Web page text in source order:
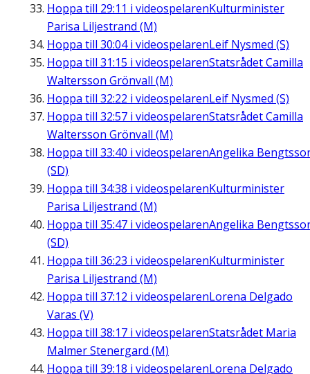
Hoppa till 29:11 i videospelarenKulturminister
Parisa Liljestrand (M)
Hoppa till 30:04i videospelarenLeif Nysmed (S)
Hoppa till 31:15 i videospelarenStatsrådet Camilla
Waltersson Grönvall (M)
Hoppa till 32:22 i videospelarenLeif Nysmed (S)
Hoppa till 32:57 i videospelarenStatsrådet Camilla
Waltersson Grönvall (M)
Hoppa till 33:40 i videospelarenAngelika
(SD)
Hoppa till 34:38 i videospelarenKulturminister
Parisa Liljestrand (M)
Hoppa till 35:47 i videospelarenAngelika
(SD)
Hoppa till 36:23 i videospelarenKulturminister
Parisa Liljestrand (M)
Hoppa till 37:12 i videospelarenLorena Delgado
Varas (V)
Hoppa till 38:17 i videospelarenStatsrådet Maria
Malmer Stenergard (M)
Hoppa till 39:18 i videospelarenLorena Delgado